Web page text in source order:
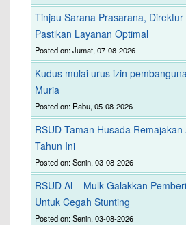
Tinjau Sarana Prasarana,
Pastikan Layanan Optimal
Posted on: Jumat, 07-08-2026
Kudus mulai urus izin
Muria
Posted on: Rabu, 05-08-2026
RSUD Taman Husada
Tahun Ini
Posted on: Senin, 03-08-2026
RSUD Al – Mulk Galakkan
Untuk Cegah Stunting
Posted on: Senin, 03-08-2026